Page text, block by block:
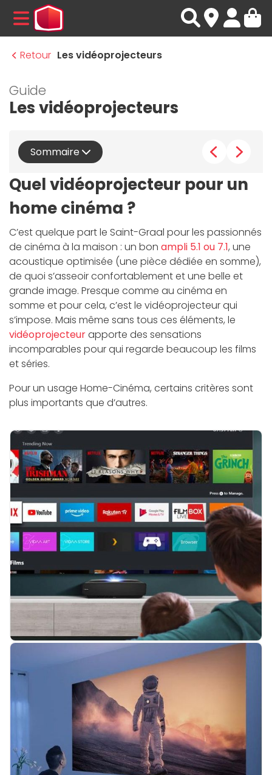
MENU
Retour Les vidéoprojecteurs
Guide
Les vidéoprojecteurs
Sommaire
Quel vidéoprojecteur pour un
home cinéma ?
C’est quelque part le Saint-Graal pour les passionnés
de cinéma à la maison : un bon ampli 5.1 ou 7.1, une
acoustique optimisée (une pièce dédiée en somme),
de quoi s’asseoir confortablement et une belle et
grande image. Presque comme au cinéma en
somme et pour cela, c’est le vidéoprojecteur qui
s’impose. Mais même sans tous ces éléments, le
vidéoprojecteurapporte des sensations
incomparables pour qui regarde beaucoup les films
et séries.
Pour un usage Home-Cinéma, certains critères sont
plus importants que d’autres.